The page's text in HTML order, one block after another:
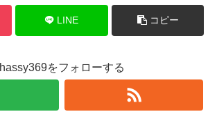
LINE コピー
hassy369をフォローする